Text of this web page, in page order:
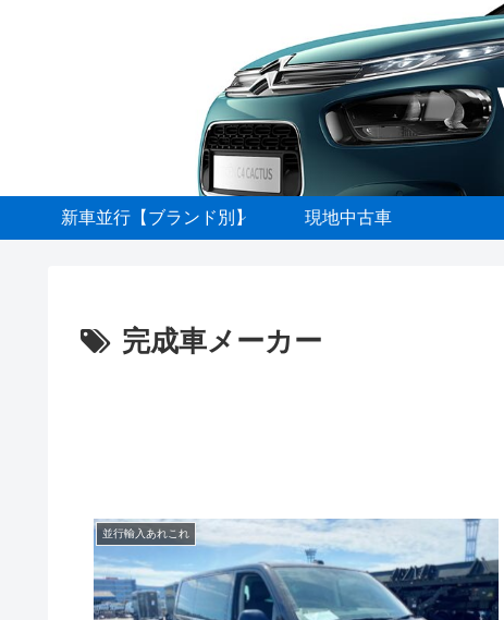
新車並行【ブランド別】 現地中古車
完成車メーカー
並行輸入あれこれ